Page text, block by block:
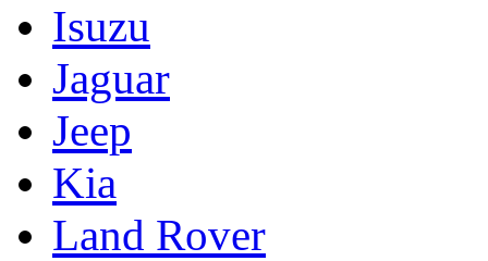
Isuzu
Jaguar
Jeep
Kia
Land Rover